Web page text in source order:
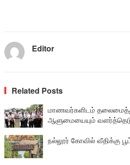
Editor
Related Posts
மாணவர்களிடம்
ஆளுமையையும்
நல்லூர் கோவில் வீதிக்கு